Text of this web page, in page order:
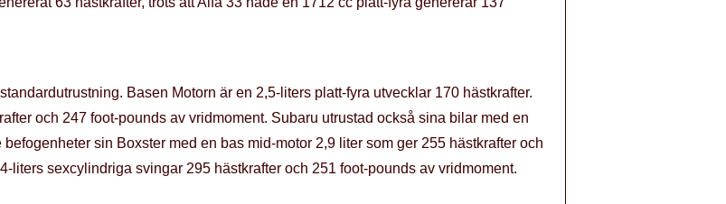
Basen Motorn är en 2,5-liters platt-fyra utvecklar 170 hästkrafter.
och 247 foot-pounds av vridmoment. Subaru utrustad också sina bilar med en
sin Boxster med en bas mid-motor 2,9 liter som ger 255 hästkrafter och
liters sexcylindriga svingar 295 hästkrafter och 251 foot-pounds av vridmoment.